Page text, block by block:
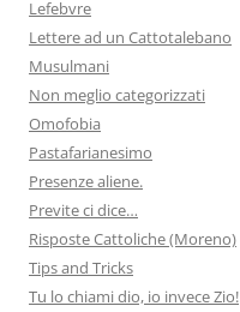
Lefebvre
Lettere ad un Cattotalebano
Musulmani
Non meglio categorizzati
Omofobia
Pastafarianesimo
Presenze aliene.
Previte ci dice…
Risposte Cattoliche (Moreno)
Tips and Tricks
Tu lo chiami dio, io invece Zio!